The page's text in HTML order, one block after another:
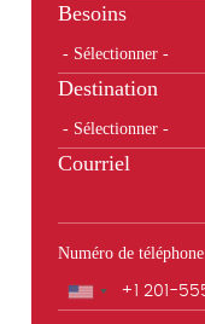
Besoins
Destination
Courriel
Numéro de téléphone
Téléphone